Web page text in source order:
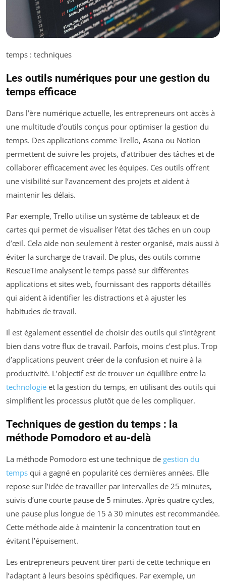
temps : techniques
Les outils numériques pour une gestion du
temps efficace
Dans l’ère numérique actuelle, les entrepreneurs ont accès à
une multitude d’outils conçus pour optimiser la gestion du
temps. Des applications comme Trello, Asana ou Notion
permettent de suivre les projets, d’attribuer des tâches et de
collaborer efficacement avec les équipes. Ces outils offrent
une visibilité sur l’avancement des projets et aident à
maintenir les délais.
Par exemple, Trello utilise un système de tableaux et de
cartes qui permet de visualiser l’état des tâches en un coup
d’œil. Cela aide non seulement à rester organisé, mais aussi à
éviter la surcharge de travail. De plus, des outils comme
RescueTime analysent le temps passé sur différentes
applications et sites web, fournissant des rapports détaillés
qui aident à identifier les distractions et à ajuster les
habitudes de travail.
Il est également essentiel de choisir des outils qui s’intègrent
bien dans votre flux de travail. Parfois, moins c’est plus. Trop
d’applications peuvent créer de la confusion et nuire à la
productivité. L’objectif est de trouver un équilibre entre la
technologie et la gestion du temps, en utilisant des outils qui
simplifient les processus plutôt que de les compliquer.
Techniques de gestion du temps : la
méthode Pomodoro et au-delà
La méthode Pomodoro est une technique de gestion du
temps qui a gagné en popularité ces dernières années. Elle
repose sur l’idée de travailler par intervalles de 25 minutes,
suivis d’une courte pause de 5 minutes. Après quatre cycles,
une pause plus longue de 15 à 30 minutes est recommandée.
Cette méthode aide à maintenir la concentration tout en
évitant l’épuisement.
Les entrepreneurs peuvent tirer parti de cette technique en
l’adaptant à leurs besoins spécifiques. Par exemple, un